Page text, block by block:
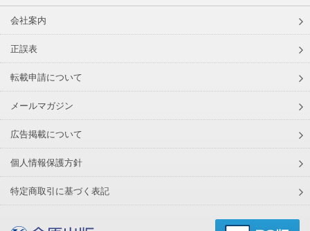
会社案内
正誤表
転載申請について
メールマガジン
広告掲載について
個人情報保護方針
特定商取引に基づく表記